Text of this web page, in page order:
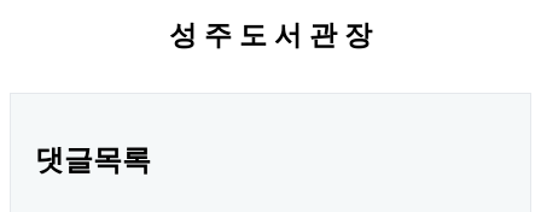
성 주 도 서 관 장
댓글목록